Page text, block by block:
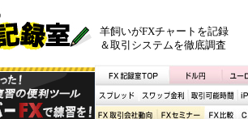
羊飼いがFXチャートを記録
＆取引システムを徹底調査